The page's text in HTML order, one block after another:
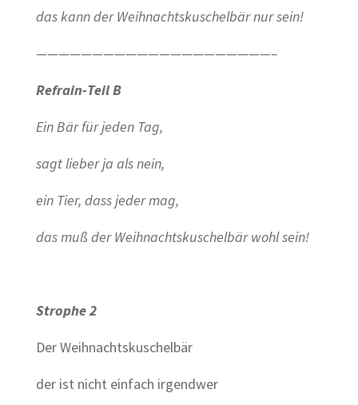
das kann der Weihnachtskuschelbär nur sein!
—————————————————————–
Refrain-Teil B
Ein Bär für jeden Tag,
sagt lieber ja als nein,
ein Tier, dass jeder mag,
das muß der Weihnachtskuschelbär wohl sein!
Strophe 2
Der Weihnachtskuschelbär
der ist nicht einfach irgendwer